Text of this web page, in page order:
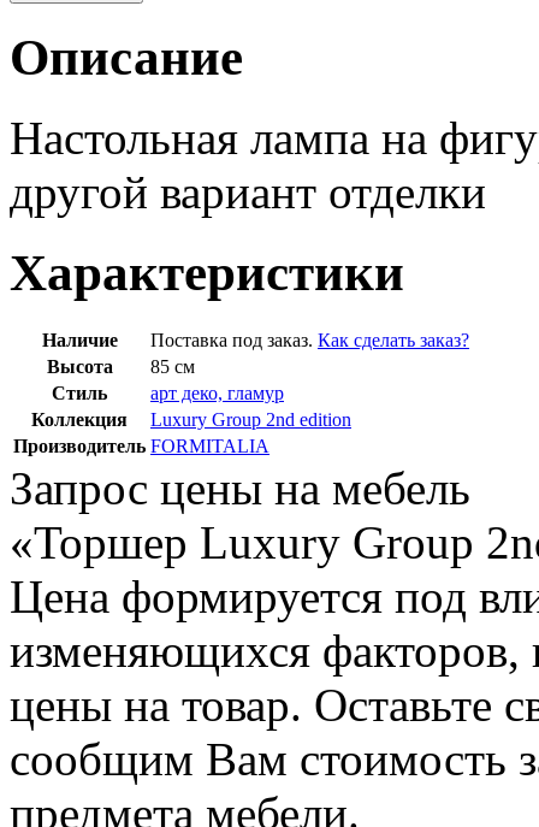
Описание
Настольная лампа на
другой вариант отделки
Характеристики
Наличие Поставка под заказ. Как сделать заказ?
Высота
85 см
Стиль
арт деко, гламур
Коллекция
Luxury Group 2nd edition
Производитель FORMITALIA
Запрос цены на мебель
«Торшер Luxury Group
Цена формируется под
изменяющихся факторов,
цены на товар. Оставьте
сообщим Вам стоимость
предмета мебели.